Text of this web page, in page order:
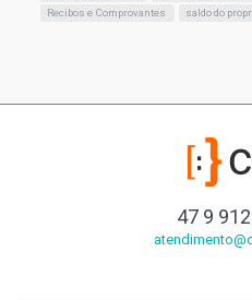
Recibos e Comprovantes
saldo do
47 9